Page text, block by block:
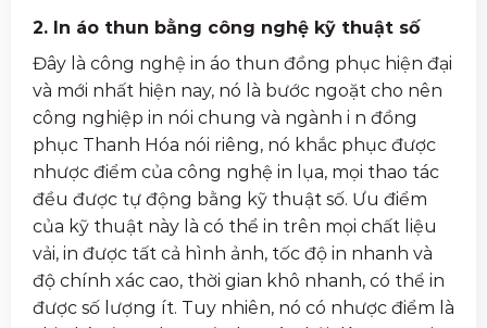
2. In áo thun bằng công nghệ kỹ thuật số
Đây là công nghệ in áo thun đồng phục hiện đại
và mới nhất hiện nay, nó là bước ngoặt cho nên
công nghiệp in nói chung và ngành i n đồng
phục Thanh Hóa nói riêng, nó khắc phục được
nhược điểm của công nghệ in lụa, mọi thao tác
đều được tự động bằng kỹ thuật số. Ưu điểm
của kỹ thuật này là có thể in trên mọi chất liệu
vải, in được tất cả hình ảnh, tốc độ in nhanh và
độ chính xác cao, thời gian khô nhanh, có thể in
được số lượng ít. Tuy nhiên, nó có nhược điểm là